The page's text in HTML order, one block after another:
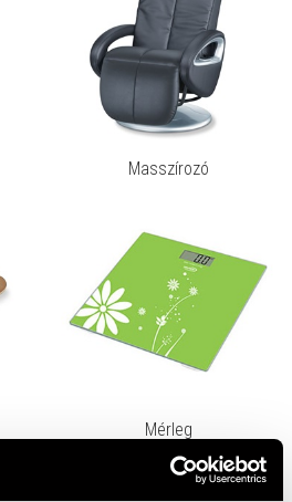
Masszírozó
Mérleg